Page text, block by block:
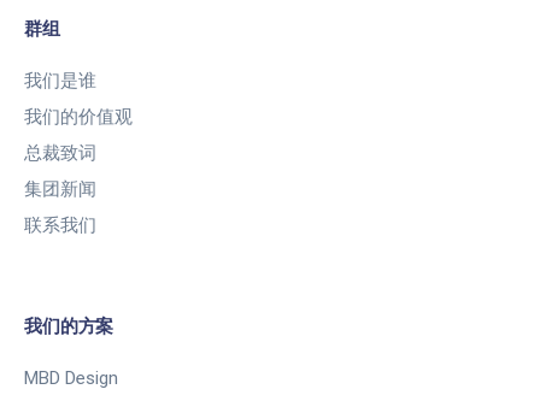
群组
我们是谁
我们的价值观
总裁致词
集团新闻
联系我们
我们的方案
MBD Design